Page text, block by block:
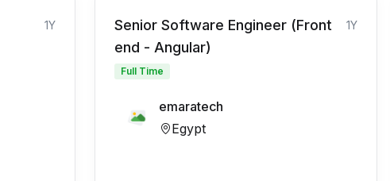
1Y
Senior Software Engineer (Front
end - Angular)
1Y
Full Time
emaratech
Egypt